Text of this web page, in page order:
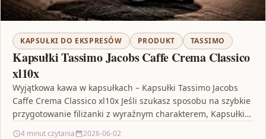
KAPSUŁKI DO EKSPRESÓW PRODUKT TASSIMO
Kapsułki Tassimo Jacobs Caffe Crema Classico
xl10x
Wyjątkowa kawa w kapsułkach – Kapsułki Tassimo Jacobs
Caffe Crema Classico xl10x Jeśli szukasz sposobu na szybkie
przygotowanie filiżanki z wyraźnym charakterem, Kapsułki
4 minut czytania 2026-06-02